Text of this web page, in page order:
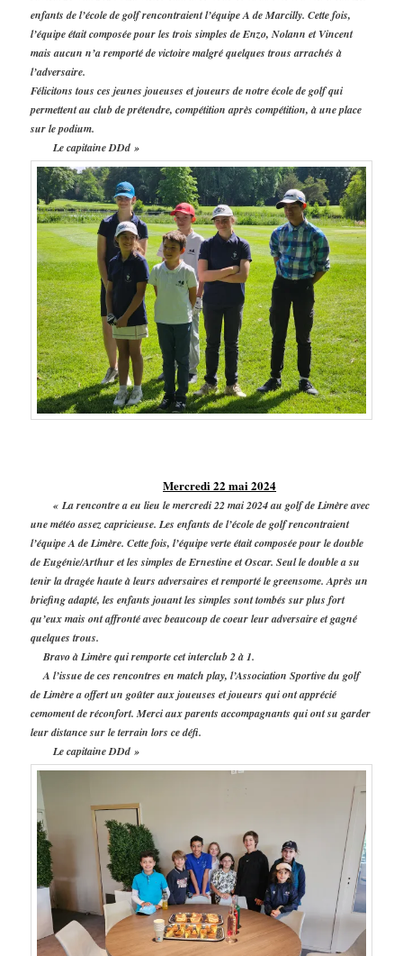
enfants de l’école de golf rencontraient l’équipe A de Marcilly. Cette fois,
l’équipe était composée pour les trois simples de Enzo, Nolann et Vincent
mais aucun n’a remporté de victoire malgré quelques trous arrachés à
l’adversaire.
Félicitons tous ces jeunes joueuses et joueurs de notre école de golf qui
permettent au club de prétendre, compétition après compétition, à une place
sur le podium.
Le capitaine DDd »
Mercredi 22 mai 2024
« La rencontre a eu lieu le mercredi 22 mai 2024 au golf de Limère avec
une météo assez capricieuse. Les enfants de l’école de golf rencontraient
l’équipe A de Limère. Cette fois, l’équipe verte était composée pour le double
de Eugénie/Arthur et les simples de Ernestine et Oscar. Seul le double a su
tenir la dragée haute à leurs adversaires et remporté le greensome. Après un
briefing adapté, les enfants jouant les simples sont tombés sur plus fort
qu’eux mais ont affronté avec beaucoup de coeur leur adversaire et gagné
quelques trous.
Bravo à Limère qui remporte cet interclub 2 à 1.
A l’issue de ces rencontres en match play, l’Association Sportive du golf
de Limère a offert un goûter aux joueuses et joueurs qui ont apprécié
cemoment de réconfort. Merci aux parents accompagnants qui ont su garder
leur distance sur le terrain lors ce défi.
Le capitaine DDd »